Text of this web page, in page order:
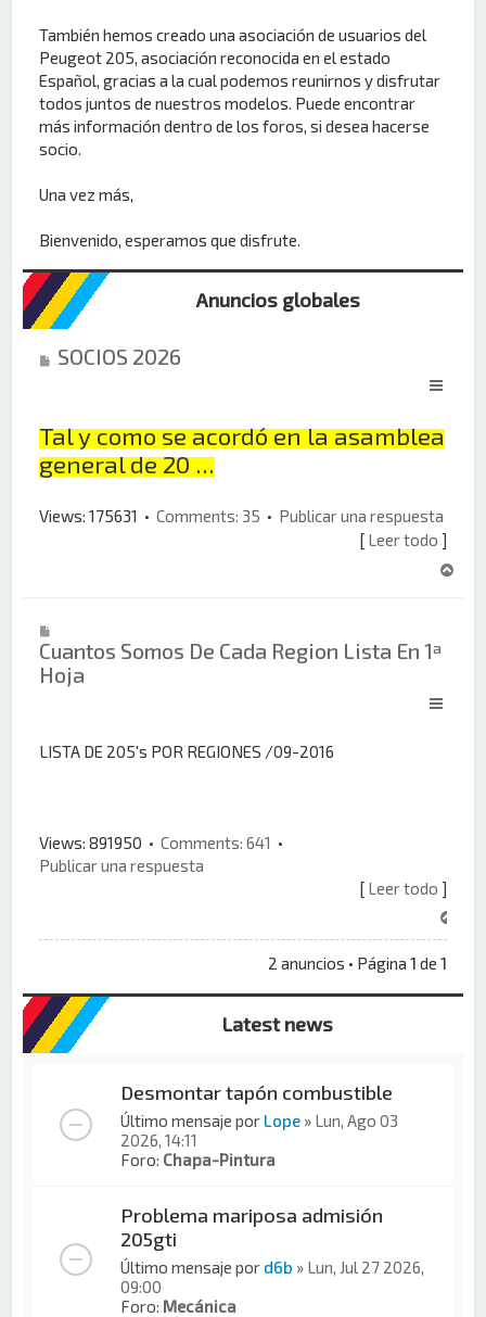
También hemos creado una asociación de usuarios del
Peugeot 205, asociación reconocida en el estado
Español, gracias a la cual podemos reunirnos y disfrutar
todos juntos de nuestros modelos. Puede encontrar
más información dentro de los foros, si desea hacerse
socio.
Una vez más,
Bienvenido, esperamos que disfrute.
Anuncios globales
SOCIOS 2026
Tal y como se acordó en la asamblea
general de 20 ...
Views: 175631 •Comments: 35 • Publicar una respuesta
[ Leer todo ]
Cuantos Somos De Cada Region Lista En 1ª
Hoja
LISTA DE 205's POR REGIONES /09-2016
Views: 891950 •Comments: 641 •
Publicar una respuesta
[ Leer todo ]
2 anuncios • Página 1 de 1
Latest news
Desmontar tapón combustible
Último mensaje por Lope » Lun, Ago 03
2026, 14:11
Foro: Chapa-Pintura
Problema mariposa admisión
205gti
Último mensaje por d6b » Lun, Jul 27 2026,
09:00
Foro: Mecánica